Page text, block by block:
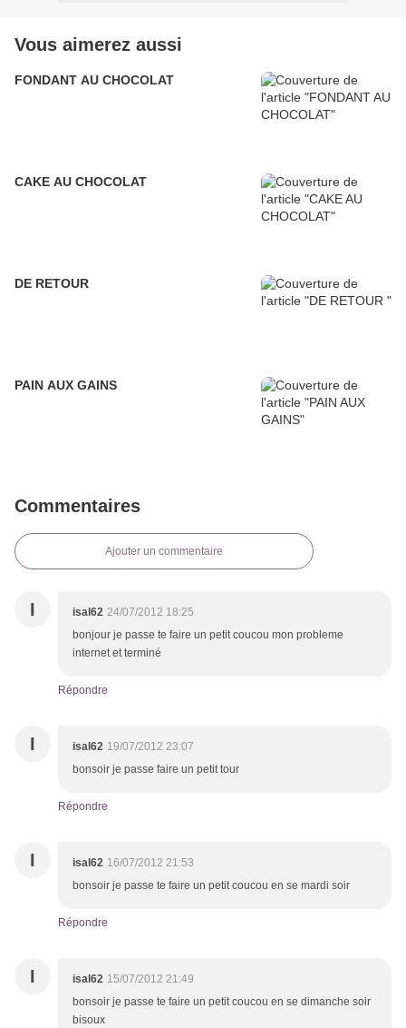
Vous aimerez aussi
FONDANT AU CHOCOLAT
CAKE AU CHOCOLAT
DE RETOUR
PAIN AUX GAINS
Commentaires
Ajouter un commentaire
I isal62 24/07/2012 18:25
bonjour je passe te faire un petit coucou mon probleme
internet et terminé
Répondre
I isal62 19/07/2012 23:07
bonsoir je passe faire un petit tour
Répondre
I isal62 16/07/2012 21:53
bonsoir je passe te faire un petit coucou en se mardi soir
Répondre
I isal62 15/07/2012 21:49
bonsoir je passe te faire un petit coucou en se dimanche soir
bisoux